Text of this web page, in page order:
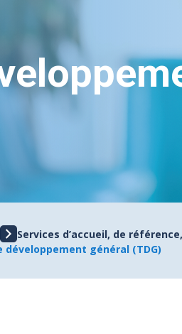
Services d’accueil, de
développement général (TDG)